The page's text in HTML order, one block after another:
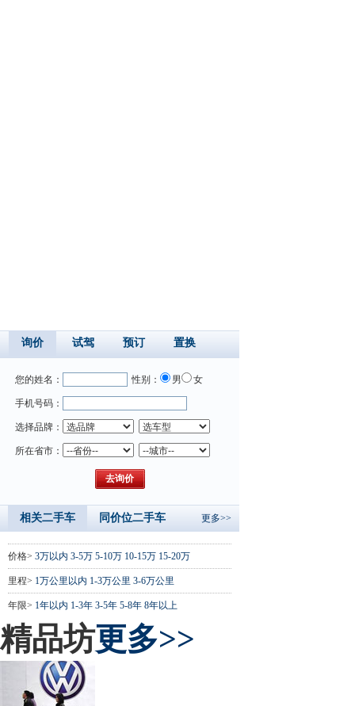
询价 试驾 预订 置换
您的姓名： 性别： 男 女
手机号码：
选择品牌：
所在省市：
相关二手车 同价位二手车 更多>>
价格> 3万以内 3-5万 5-10万 10-15万 15-20万
里程> 1万公里以内 1-3万公里 3-6万公里
年限> 1年以内 1-3年 3-5年 5-8年 8年以上
精品坊更多>>